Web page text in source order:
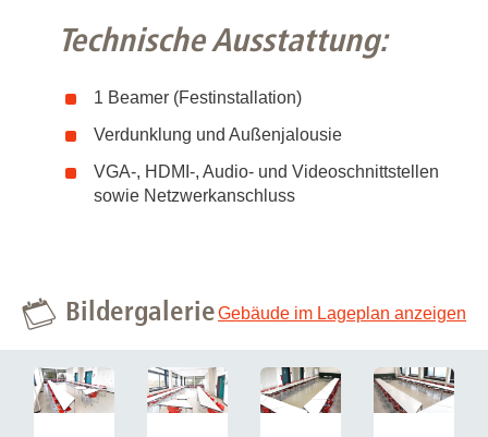
Technische Ausstattung:
1 Beamer (Festinstallation)
Verdunklung und Außenjalousie
VGA-, HDMI-, Audio- und Videoschnittstellen
sowie Netzwerkanschluss
BildergalerieGebäude im Lageplan anzeigen